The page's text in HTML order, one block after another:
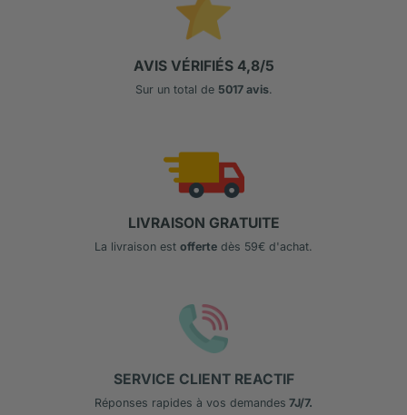
AVIS VÉRIFIÉS 4,8/5
Sur un total de 5017 avis.
LIVRAISON GRATUITE
La livraison est offerte dès 59€ d'achat.
SERVICE CLIENT REACTIF
Réponses rapides à vos demandes 7J/7.